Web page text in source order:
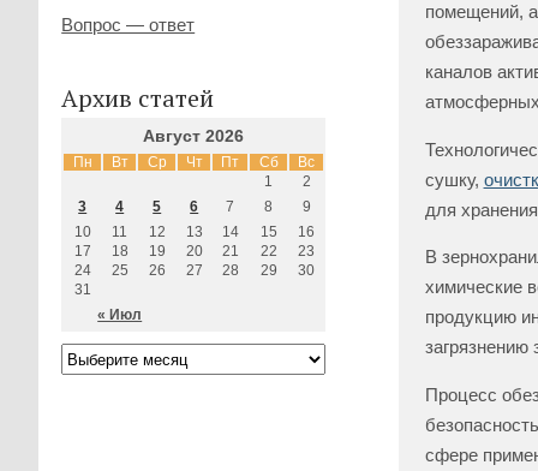
помещений,
каналов
сушку,
для
В
химические
продукцию
загрязнению
Процесс
сфере
Вопрос — ответ
Архив статей
Август 2026
Пн Вт Ср Чт Пт Сб Вс
« Июл
1
2
3
4 5 6 7 8
9
10
11 12 13 14 15
16
17
18 19 20 21 22
23
24
25 26 27 28 29
30
31